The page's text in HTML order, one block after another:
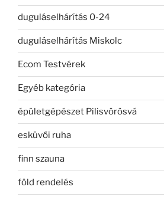
duguláselhárítás 0-24
duguláselhárítás Miskolc
Ecom Testvérek
Egyéb kategória
épületgépészet Pilisvörösvá
esküvői ruha
finn szauna
föld rendelés